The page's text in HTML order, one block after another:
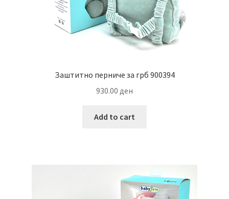
Заштитно перниче за грб 900394
930.00 ден
Add to cart